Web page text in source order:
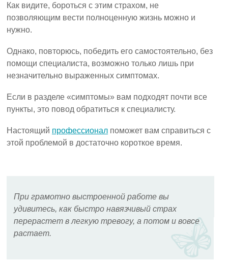
Как видите, бороться с этим страхом, не
позволяющим вести полноценную жизнь можно и
нужно.
Однако, повторюсь, победить его самостоятельно, без
помощи специалиста, возможно только лишь при
незначительно выраженных симптомах.
Если в разделе «симптомы» вам подходят почти все
пункты, это повод обратиться к специалисту.
Настоящий профессионал поможет вам справиться с
этой проблемой в достаточно короткое время.
При грамотно выстроенной работе вы
удивитесь, как быстро навязчивый страх
перерастет в легкую тревогу, а потом и вовсе
растает.